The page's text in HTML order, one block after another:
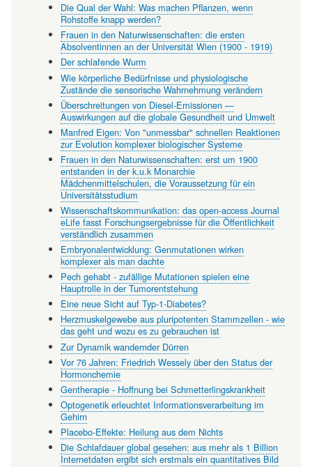
Die Qual der Wahl: Was machen Pflanzen, wenn
Rohstoffe knapp werden?
Frauen in den Naturwissenschaften: die ersten
Absolventinnen an der Universität Wien (1900 - 1919)
Der schlafende Wurm
Wie körperliche Bedürfnisse und physiologische
Zustände die sensorische Wahrnehmung verändern
Überschreitungen von Diesel-Emissionen —
Auswirkungen auf die globale Gesundheit und Umwelt
Manfred Eigen: Von "unmessbar" schnellen Reaktionen
zur Evolution komplexer biologischer Systeme
Frauen in den Naturwissenschaften: erst um 1900
entstanden in der k.u.k Monarchie
Mädchenmittelschulen, die Voraussetzung für ein
Universitätsstudium
Wissenschaftskommunikation: das open-access Journal
eLife fasst Forschungsergebnisse für die Öffentlichkeit
verständlich zusammen
Embryonalentwicklung: Genmutationen wirken
komplexer als man dachte
Pech gehabt - zufällige Mutationen spielen eine
Hauptrolle in der Tumorentstehung
Eine neue Sicht auf Typ-1-Diabetes?
Herzmuskelgewebe aus pluripotenten Stammzellen - wie
das geht und wozu es zu gebrauchen ist
Zur Dynamik wandernder Dürren
Vor 76 Jahren: Friedrich Wessely über den Status der
Hormonchemie
Gentherapie - Hoffnung bei Schmetterlingskrankheit
Optogenetik erleuchtet Informationsverarbeitung im
Gehirn
Placebo-Effekte: Heilung aus dem Nichts
Die Schlafdauer global gesehen: aus mehr als 1 Billion
Internetdaten ergibt sich erstmals ein quantitatives Bild